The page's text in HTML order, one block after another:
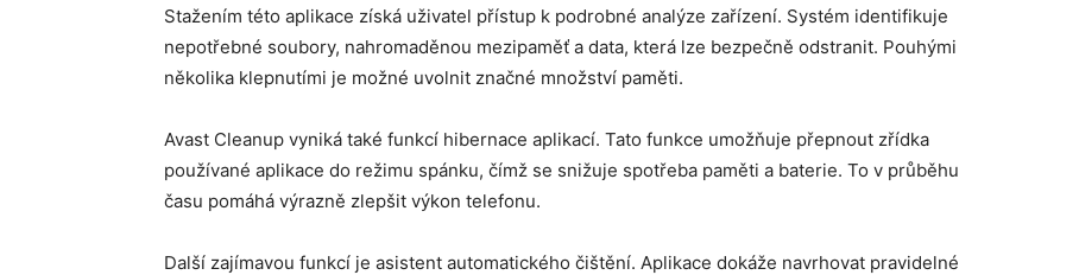
Stažením této aplikace získá uživatel přístup k podrobné analýze zařízení. Systém identifikuje
nepotřebné soubory, nahromaděnou mezipaměť a data, která lze bezpečně odstranit. Pouhými
několika klepnutími je možné uvolnit značné množství paměti.
Avast Cleanup vyniká také funkcí hibernace aplikací. Tato funkce umožňuje přepnout zřídka
používané aplikace do režimu spánku, čímž se snižuje spotřeba paměti a baterie. To v průběhu
času pomáhá výrazně zlepšit výkon telefonu.
Další zajímavou funkcí je asistent automatického čištění. Aplikace dokáže navrhovat pravidelné